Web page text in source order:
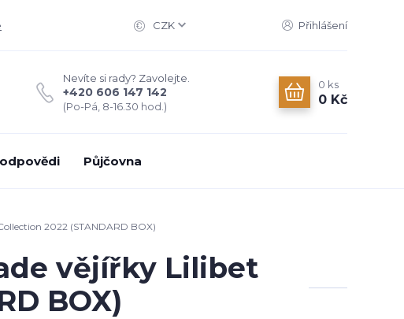
CZK Přihlášení
Nevíte si rady? Zavolejte.
+420 606 147 142
(Po-Pá, 8-16.30 hod.)
0 ks
0 Kč
Půjčovna
2022 (STANDARD BOX)
vějířky Lilibet
BOX)